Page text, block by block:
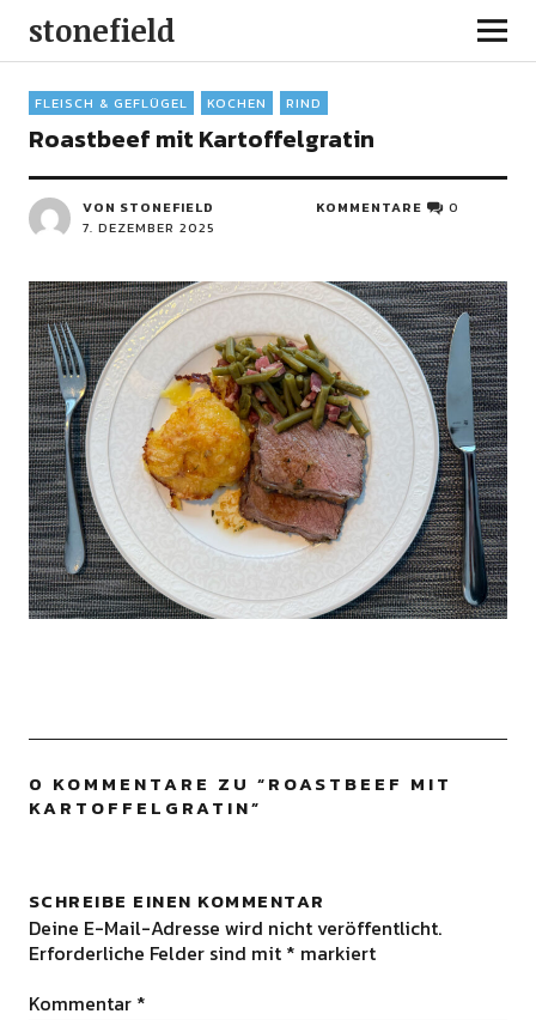
stonefield
FLEISCH & GEFLÜGEL KOCHEN RIND
Roastbeef mit Kartoffelgratin
VON STONEFIELD
7. DEZEMBER 2025
KOMMENTARE 0
0 KOMMENTARE ZU “ROASTBEEF MIT
KARTOFFELGRATIN”
SCHREIBE EINEN KOMMENTAR
Deine E-Mail-Adresse wird nicht veröffentlicht.
Erforderliche Felder sind mit * markiert
Kommentar *